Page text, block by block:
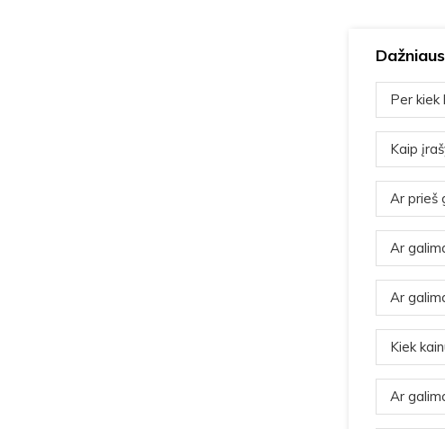
Per
Kaip
Ar prieš
Ar
Ar
Kiek
Ar